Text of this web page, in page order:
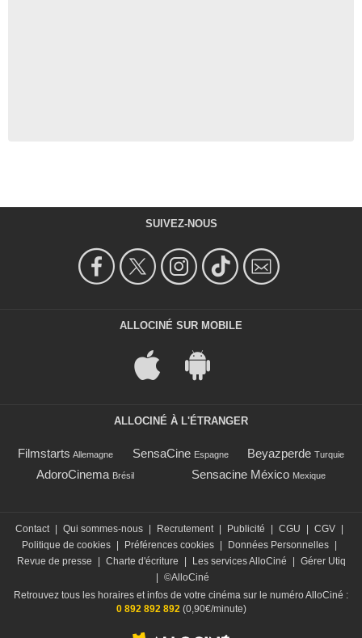
SUIVEZ-NOUS
ALLOCINÉ SUR MOBILE
ALLOCINÉ À L'ÉTRANGER
Filmstarts Allemagne SensaCine Espagne Beyazperde Turquie
AdoroCinema Brésil Sensacine México Mexique
Contact | Qui sommes-nous | Recrutement | Publicité | CGU | CGV |
Politique de cookies | Préférences cookies | Données Personnelles |
Revue de presse
| Charte d'écriture | Les services AlloCiné | Gérer Utiq
| ©AlloCiné
Retrouvez tous les horaires et infos de votre cinéma sur le numéro AlloCiné :
0 892 892 892(0,90€/minute)